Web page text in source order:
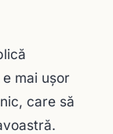
mai ușor
care să